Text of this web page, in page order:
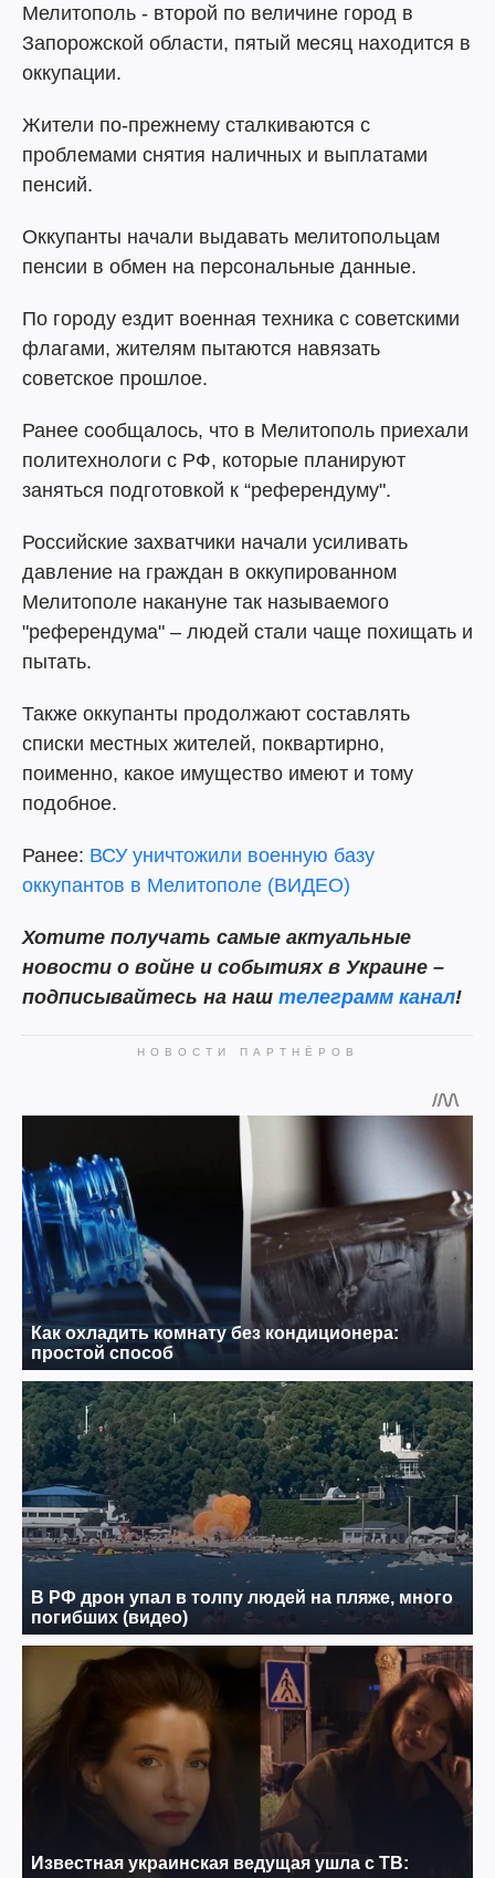
Мелитополь - второй по величине город в
Запорожской области, пятый месяц находится в
оккупации.
Жители по-прежнему сталкиваются с
проблемами снятия наличных и выплатами
пенсий.
Оккупанты начали выдавать мелитопольцам
пенсии в обмен на персональные данные.
По городу ездит военная техника с советскими
флагами, жителям пытаются навязать
советское прошлое.
Ранее сообщалось, что в Мелитополь приехали
политехнологи с РФ, которые планируют
заняться подготовкой к “референдуму".
Российские захватчики начали усиливать
давление на граждан в оккупированном
Мелитополе накануне так называемого
"референдума" – людей стали чаще похищать и
пытать.
Также оккупанты продолжают составлять
списки местных жителей, поквартирно,
поименно, какое имущество имеют и тому
подобное.
Ранее: ВСУ уничтожили военную базу
оккупантов в Мелитополе (ВИДЕО)
Хотите получать самые актуальные
новости о войне и событиях в Украине –
подписывайтесь на наш телеграмм канал!